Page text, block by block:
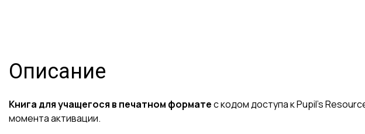
Описание
Книга для учащегося в печатном форматес кодом доступа к Pupil's
момента активации.